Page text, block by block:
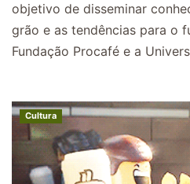
objetivo de disseminar
grão e as tendências para o
Fundação Procafé e a
Cultura